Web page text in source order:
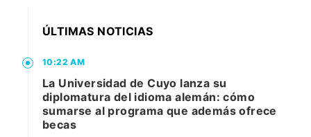
ÚLTIMAS NOTICIAS
10:22 AM
La Universidad de Cuyo lanza su
diplomatura del idioma alemán: cómo
sumarse al programa que además ofrece
becas